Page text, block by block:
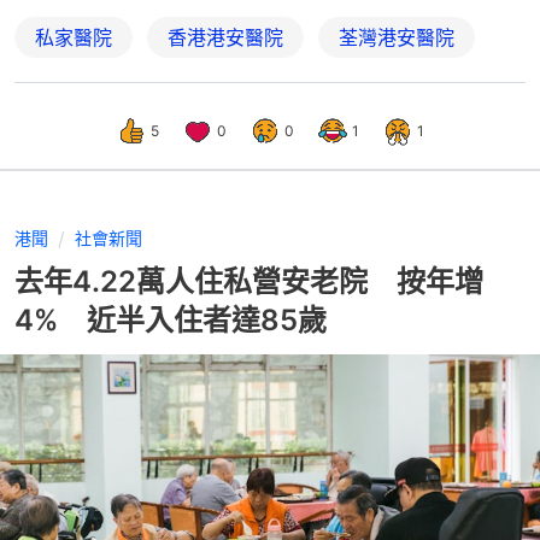
私家醫院 香港港安醫院 荃灣港安醫院
5 0 0 1 1
港聞 社會新聞
去年4.22萬人住私營安老院 按年增
4% 近半入住者達85歲